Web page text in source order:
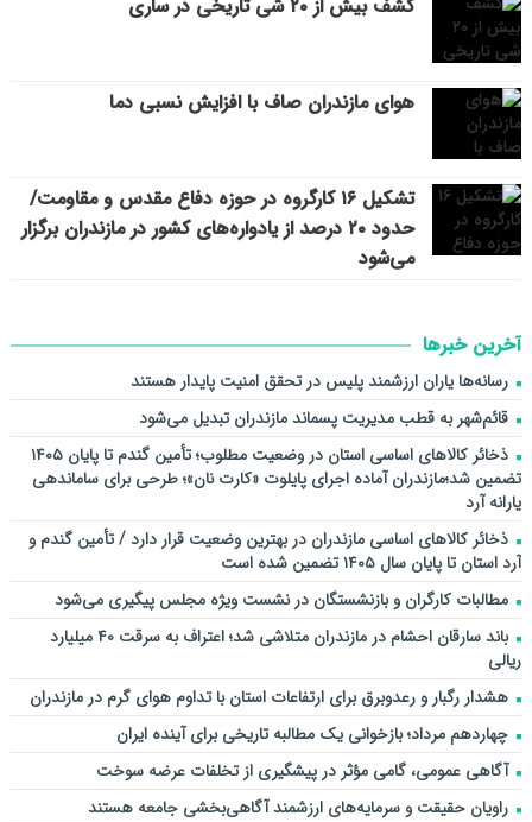
کشف بیش از ۲۰ شی تاریخی در ساری
هوای مازندران صاف با افزایش نسبی دما
تشکیل ۱۶ کارگروه در حوزه دفاع مقدس و مقاومت/
حدود ۲۰ درصد از یادواره‌های کشور در مازندران برگزار
می‌شود
آخرین خبرها
رسانه‌ها یاران ارزشمند پلیس در تحقق امنیت پایدار هستند
قائم‌شهر به قطب مدیریت پسماند مازندران تبدیل می‌شود
ذخائر کالاهای اساسی استان در وضعیت مطلوب؛ تأمین گندم تا پایان ۱۴۰۵
تضمین شد؛مازندران آماده اجرای پایلوت «کارت نان»؛ طرحی برای ساماندهی
یارانه آرد
ذخائر کالاهای اساسی مازندران در بهترین وضعیت قرار دارد / تأمین گندم و
آرد استان تا پایان سال ۱۴۰۵ تضمین شده است
مطالبات کارگران و بازنشستگان در نشست ویژه مجلس پیگیری می‌شود
باند سارقان احشام در مازندران متلاشی شد؛ اعتراف به سرقت ۴۰ میلیارد
ریالی
هشدار رگبار و رعدوبرق برای ارتفاعات استان با تداوم هوای گرم در مازندران
چهاردهم مرداد؛ بازخوانی یک مطالبه تاریخی برای آینده ایران
آگاهی عمومی، گامی مؤثر در پیشگیری از تخلفات عرضه سوخت
راویان حقیقت و سرمایه‌های ارزشمند آگاهی‌بخشی جامعه هستند